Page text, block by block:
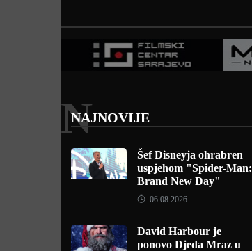
NAJNOVIJE
N
Šef Disneyja ohrabren
uspjehom "Spider-Man:
Brand New Day"
06.08.2026.
David Harbour je
ponovo Djeda Mraz u